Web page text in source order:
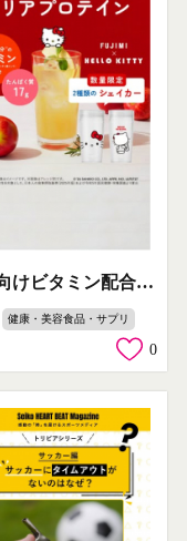
女性向けビタミン配合クリアプロテイン ハローキティコラボ
健康・美容食品・サプリ
0